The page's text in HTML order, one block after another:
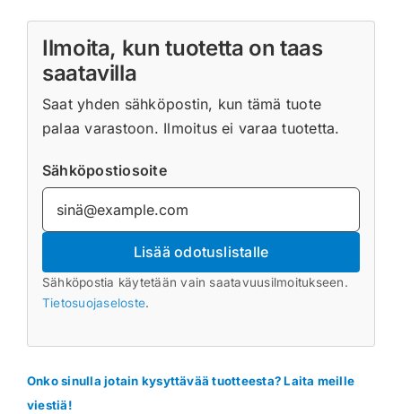
Ilmoita, kun tuotetta on taas
saatavilla
Saat yhden sähköpostin, kun tämä tuote
palaa varastoon. Ilmoitus ei varaa tuotetta.
Sähköpostiosoite
Lisää odotuslistalle
Sähköpostia käytetään vain saatavuusilmoitukseen.
Tietosuojaseloste.
Onko sinulla jotain kysyttävää tuotteesta? Laita meille
viestiä!